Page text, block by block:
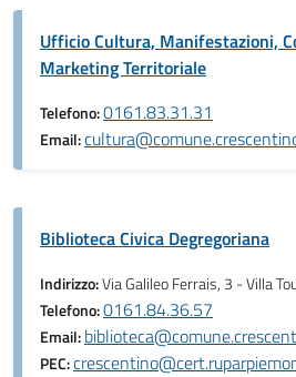
Ufficio Cultura, Manifestazioni,
Marketing Territoriale
Telefono:0161.83.31.31
Email:
Biblioteca Civica Degregoriana
Indirizzo:Via Galileo Ferrais, 3 - Villa
Telefono:0161.84.36.57
Email:
PEC: